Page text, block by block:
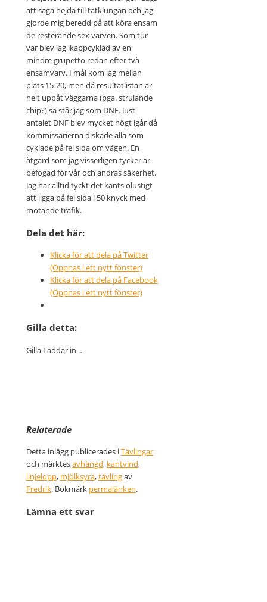
att säga hejdå till tätklungan och jag
gjorde mig beredd på att köra ensam
de resterande sex varven. Som tur
var blev jag ikappcyklad av en
mindre grupetto redan efter två
ensamvarv. I mål kom jag mellan
plats 15-20, men då resultatlistan är
helt uppåt väggarna (pga. strulande
chip?) så står jag som DNF. Just
antalet DNF blev mycket högt igår då
kommissarierna diskade alla som
cyklade på fel sida om vägen. En
åtgärd som jag visserligen tycker är
befogad för vår och andras säkerhet.
Jag har alltid tyckt det känts olustigt
att ligga på fel sida i 50 knyck med
mötande trafik.
Dela det här:
Klicka för att dela på Twitter
(Öppnas i ett nytt fönster)
Klicka för att dela på Facebook
(Öppnas i ett nytt fönster)
Gilla detta:
Gilla Laddar in …
Relaterade
Detta inlägg publicerades iTävlingar
och märktesavhängd, kantvind,
linjelopp, mjölksyra,tävlingav
Fredrik. Bokmärk permalänken.
Lämna ett svar